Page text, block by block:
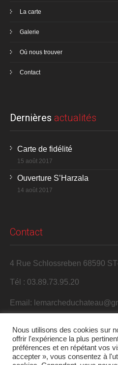
La carte
Galerie
Où nous trouver
Contact
Dernières actualités
Carte de fidélité
15 août 2017
Ouverture S’Harzala
14 août 2017
Contact
4 Rue Schlossreben 68590
Tél : 03.89.73.95.20
Email:
Nous utilisons des cookies sur
offrir l'expérience la plus
préférences et en répétant vos
accepter », vous consentez à